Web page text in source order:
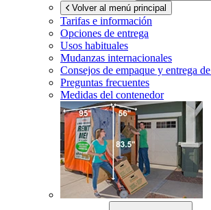
Volver al menú principal
Tarifas e información
Opciones de entrega
Usos habituales
Mudanzas internacionales
Consejos de empaque y entrega de
Preguntas frecuentes
Medidas del contenedor